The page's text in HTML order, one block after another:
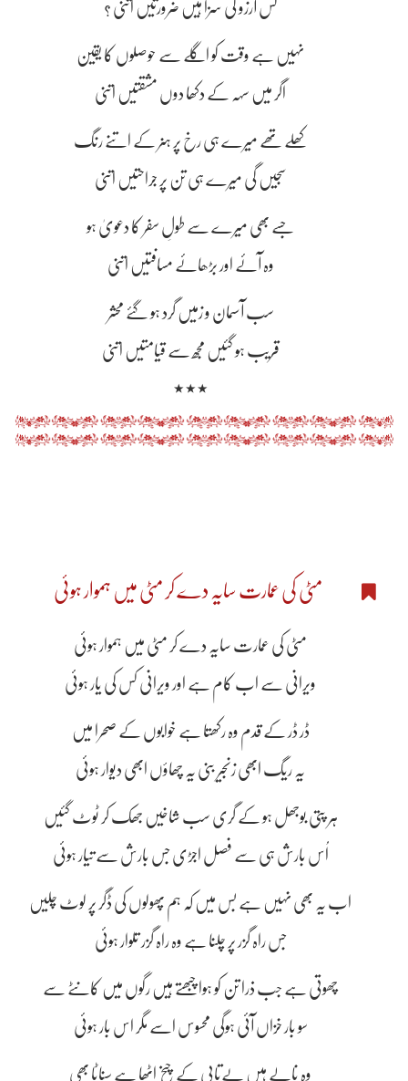
کس آرزو کی سزا ہیں‌ ضرورتیں اتنی ؟
نہیں ہے وقت کو اگلے سے حوصلوں کا یقین
اگر میں سہہ کے دکھا دوں مشقتیں اتنی
کھلے تھے میرے ہی رخ پر ہنر کے اتنے رنگ
سجیں گی میرے ہی تن پر جراحتیں اتنی
جسے بھی میرے سے طولِ سفر کا دعویٰ ہو
وہ آئے اور بڑھائے مسافتیں اتنی
سب آسمان و زمیں گرد ہو گئے محشر
قریب ہو گئیں مجھ سے قیامتیں اتنی
٭٭٭
مٹی کی عمارت سایہ دے کر مٹی میں ہموار ہوئی
مٹی کی عمارت سایہ دے کر مٹی میں ہموار ہوئی
ویرانی سے اب کام ہے اور ویرانی کس کی یار ہوئی
ڈر ڈر کے قدم وہ رکھتا ہے خوابوں کے صحرا میں
یہ ریگ ابھی زنجیر بنی یہ چھاؤں ابھی دیوار ہوئی
ہر پتی بوجھل ہو کے گری سب شاخیں جھک کر ٹوٹ گئیں
اُس بارش ہی سے فصل اجڑی جس بارش سے تیار ہوئی
اب یہ بھی نہیں ہے بس میں کہ ہم پھولوں کی ڈگر پر لوٹ چلیں
جس راہ گزر پر چلنا ہے وہ راہ گزر تلوار ہوئی
چھوتی ہے جب ذرا تن کو ہوا چبھتے ہیں رگوں میں کانٹے سے
سو بار خزاں آئی ہوگی محسوس اسے مگر اس بار ہوئی
وہ نالے ہیں بےتابی کے چیخ اٹھا ہے سناٹا بھی